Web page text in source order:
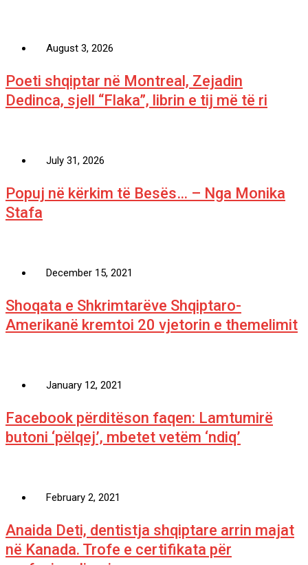
August 3, 2026
Poeti shqiptar në Montreal, Zejadin
Dedinca, sjell “Flaka”, librin e tij më të ri
July 31, 2026
Popuj në kërkim të Besës… – Nga Monika
Stafa
December 15, 2021
Shoqata e Shkrimtarëve Shqiptaro-
Amerikanë kremtoi 20 vjetorin e themelimit
January 12, 2021
Facebook përditëson faqen: Lamtumirë
butoni ‘pëlqej’, mbetet vetëm ‘ndiq’
February 2, 2021
Anaida Deti, dentistja shqiptare arrin majat
në Kanada. Trofe e certifikata për